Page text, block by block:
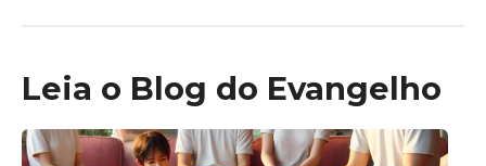
Leia o Blog do Evangelho